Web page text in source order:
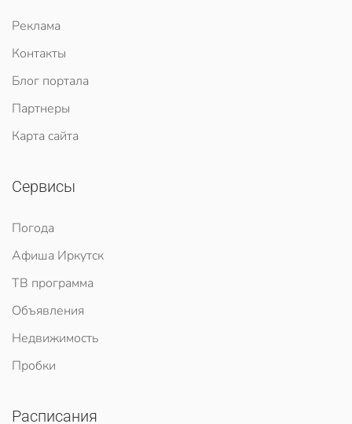
Реклама
Контакты
Блог портала
Партнеры
Карта сайта
Сервисы
Погода
Афиша Иркутск
ТВ программа
Объявления
Недвижимость
Пробки
Расписания